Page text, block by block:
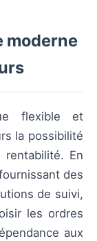
moderne
flexible et
la possibilité
En
des
de suivi,
les ordres
aux